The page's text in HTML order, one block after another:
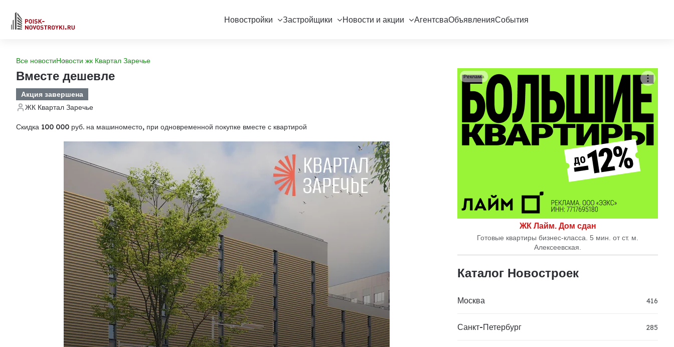
Новостройки Застройщики Новости и акции АгентсваОбъявленияСобытия
Все новостиНовости жк Квартал Заречье
Вместе дешевле
Акция завершена
ЖК Квартал Заречье
Скидка 100 000 руб. на машиноместо, при одновременной покупке вместе с квартирой
ЖК Лайм. Дом сдан
Готовые квартиры бизнес-класса. 5 мин. от ст. м.
Алексеевская.
Реклама
Каталог Новостроек
Москва 416
Санкт-Петербург 285